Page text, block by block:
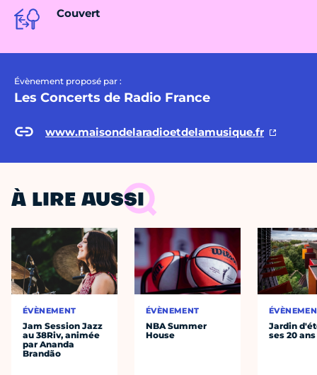
Couvert
Évènement proposé par :
Les Concerts de Radio France
www.maisondelaradioetdelamusique.fr
À LIRE AUSSI
ÉVÈNEMENT
Jam Session Jazz
au 38Riv, animée
par Ananda
Brandão
ÉVÈNEMENT
NBA Summer
House
Jardin
ses 20 ans